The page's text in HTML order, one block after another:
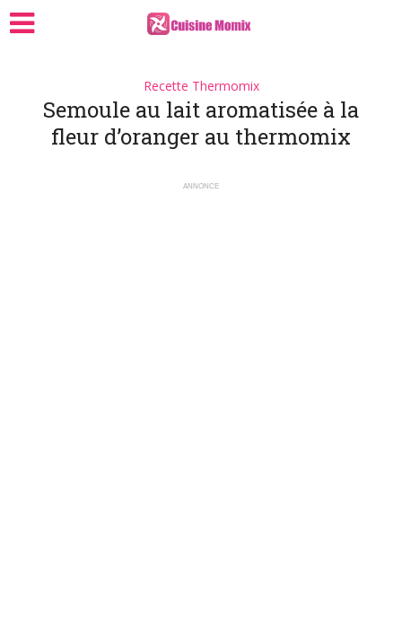
Recette Thermomix
Semoule au lait aromatisée à la
fleur d’oranger au thermomix
ANNONCE